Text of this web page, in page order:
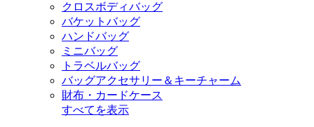
クロスボディバッグ
バケットバッグ
ハンドバッグ
ミニバッグ
トラベルバッグ
バッグアクセサリー＆キーチャーム
財布・カードケース
すべてを表示